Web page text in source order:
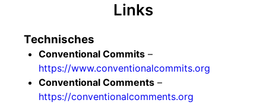
Links
Technisches
Conventional Commits –
https://www.conventionalcommits.org
Conventional Comments –
https://conventionalcomments.org